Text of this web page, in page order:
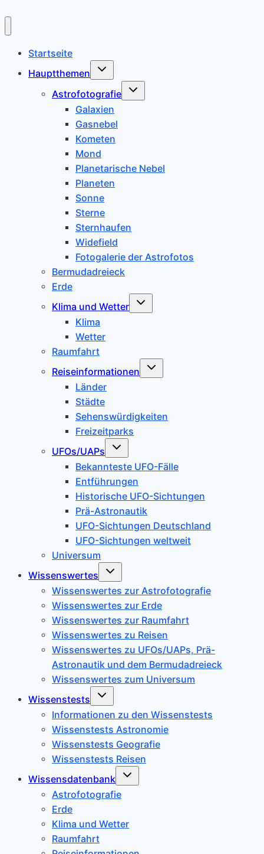
Startseite
Hauptthemen
Untermenü
Astrofotografie
Untermenü
Galaxien
Gasnebel
Kometen
Mond
Planetarische Nebel
Planeten
Sonne
Sterne
Sternhaufen
Widefield
Fotogalerie der Astrofotos
Bermudadreieck
Erde
Klima und Wetter
Untermenü
Klima
Wetter
Raumfahrt
Reiseinformationen
Untermenü
Länder
Städte
Sehenswürdigkeiten
Freizeitparks
UFOs/UAPs
Untermenü
Bekannteste UFO-Fälle
Entführungen
Historische UFO-Sichtungen
Prä-Astronautik
UFO-Sichtungen Deutschland
UFO-Sichtungen weltweit
Universum
Wissenswertes
Untermenü
Wissenswertes zur Astrofotografie
Wissenswertes zur Erde
Wissenswertes zur Raumfahrt
Wissenswertes zu Reisen
Wissenswertes zu UFOs/UAPs, Prä-
Astronautik und dem Bermudadreieck
Wissenswertes zum Universum
Wissenstests
Untermenü
Informationen zu den Wissenstests
Wissenstests Astronomie
Wissenstests Geografie
Wissenstests Reisen
Wissensdatenbank
Untermenü
Astrofotografie
Erde
Klima und Wetter
Raumfahrt